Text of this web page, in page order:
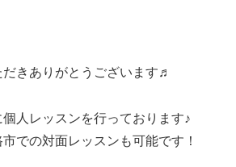
きありがとうございます♬
人レッスンを行っております♪
での対面レッスンも可能です！